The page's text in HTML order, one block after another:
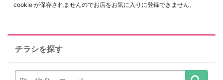
cookie が保存されませんのでお店をお気に入りに登録できません。
チラシを探す